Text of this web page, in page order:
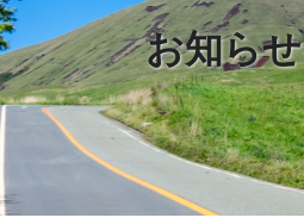
お知らせ